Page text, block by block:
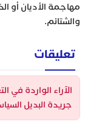
مهاجمة الأديان أو
والشتائم.
تعليقات
الآراء الواردة في
جريدة البديل